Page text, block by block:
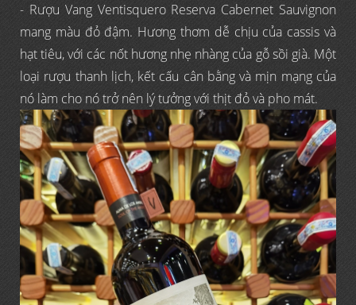
- Rượu Vang Ventisquero Reserva Cabernet Sauvignon
mang màu đỏ đậm. Hương thơm dễ chịu của cassis và
hạt tiêu, với các nốt hương nhẹ nhàng của gỗ sồi già. Một
loại rượu thanh lịch, kết cấu cân bằng và mịn mạng của
nó làm cho nó trở nên lý tưởng với thịt đỏ và pho mát.